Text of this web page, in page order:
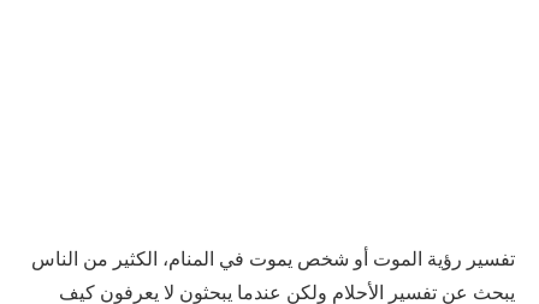
تفسير رؤية الموت أو شخص يموت في المنام، الكثير من الناس
يبحث عن تفسير الأحلام ولكن عندما يبحثون لا يعرفون كيف